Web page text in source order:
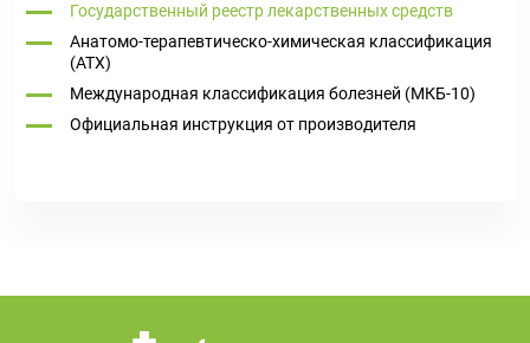
Государственный реестр лекарственных средств
Анатомо-терапевтическо-химическая классификация
(ATX)
Международная классификация болезней (МКБ-10)
Официальная инструкция от производителя